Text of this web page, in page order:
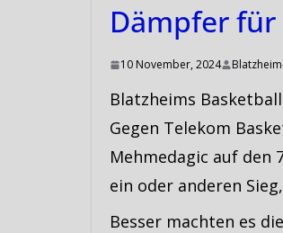
Dämpfer für
10 November, 2024
Blatzheims
Gegen Telekom
Mehmedagic auf den
ein oder anderen
Besser machten es